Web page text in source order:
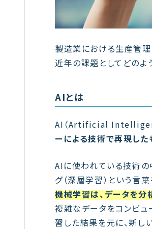
製造業における生産管理
近年の課題としてどのよ
AIとは
AI（Artificial
ーによる技術で再現した
AIに使われている技術
グ（深層学習）という言
機械学習は、データを
複雑なデータをコンピュ
習した結果を元に、新し